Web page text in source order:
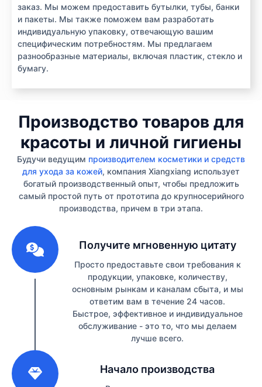
заказ. Мы можем предоставить бутылки, тубы, банки
и пакеты. Мы также поможем вам разработать
индивидуальную упаковку, отвечающую вашим
специфическим потребностям. Мы предлагаем
разнообразные материалы, включая пластик, стекло и
бумагу.
Производство товаров для
красоты и личной гигиены
Будучи ведущим производителем косметики и средств
для ухода за кожей, компания Xiangxiang использует
богатый производственный опыт, чтобы предложить
самый простой путь от прототипа до крупносерийного
производства, причем в три этапа.
Получите мгновенную цитату
Просто предоставьте свои требования к
продукции, упаковке, количеству,
основным рынкам и каналам сбыта, и мы
ответим вам в течение 24 часов.
Быстрое, эффективное и индивидуальное
обслуживание - это то, что мы делаем
лучше всего.
Начало производства